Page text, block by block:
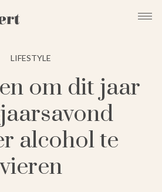
LIFESTYLE
om dit jaar
alcohol te